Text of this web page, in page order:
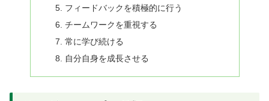
フィードバックを積極的に行う
チームワークを重視する
常に学び続ける
自分自身を成長させる